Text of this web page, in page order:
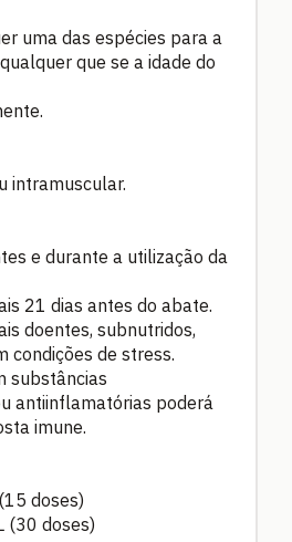
uma das espécies para a
que se a idade do
intramuscular.
e durante a utilização da
21 dias antes do abate.
doentes, subnutridos,
condições de stress.
substâncias
antiinflamatórias poderá
imune.
doses)
(30 doses)